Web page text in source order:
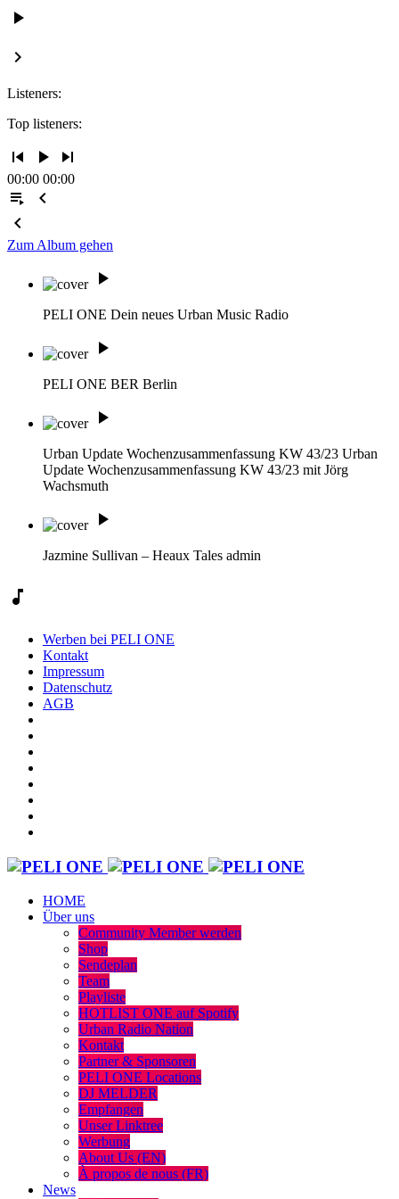
play_arrow
keyboard_arrow_right
Listeners:
Top listeners:
skip_previous play_arrow skip_next
00:00 00:00
playlist_play
chevron_left
chevron_left
Zum Album gehen
play_arrow
PELI ONE Dein neues Urban Music Radio
play_arrow
PELI ONE BER Berlin
play_arrow
Urban Update Wochenzusammenfassung KW 43/23 Urban
Update Wochenzusammenfassung KW 43/23 mit Jörg
Wachsmuth
play_arrow
Jazmine Sullivan – Heaux Tales admin
music_note
Werben bei PELI ONE
Kontakt
Impressum
Datenschutz
AGB
HOME
Über uns
Community Member werden
Shop
Sendeplan
Team
Playliste
HOTLIST ONE auf Spotify
Urban Radio Nation
Kontakt
Partner & Sponsoren
PELI ONE Locations
DJ MELDER
Empfangen
Unser Linktree
Werbung
About Us (EN)
À propos de nous (FR)
News